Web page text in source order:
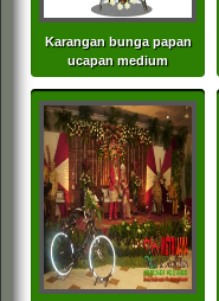
Karangan bunga papan
ucapan medium